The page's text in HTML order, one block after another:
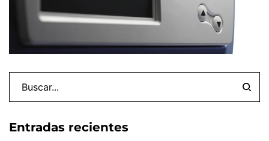
Entradas recientes